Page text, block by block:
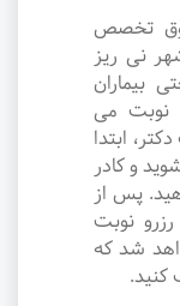
تخصص
نی ریز
بیماران
نوبت می
ابتدا
و کادر
پس از
نوبت
شد که
کنید.